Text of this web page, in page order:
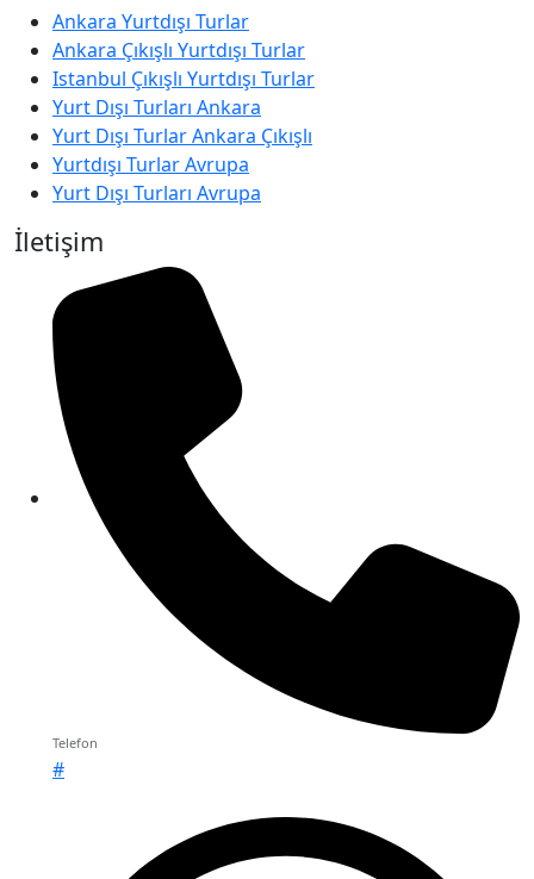
Ankara Yurtdışı Turlar
Ankara Çıkışlı Yurtdışı Turlar
Istanbul Çıkışlı Yurtdışı Turlar
Yurt Dışı Turları Ankara
Yurt Dışı Turlar Ankara Çıkışlı
Yurtdışı Turlar Avrupa
Yurt Dışı Turları Avrupa
İletişim
Telefon
#